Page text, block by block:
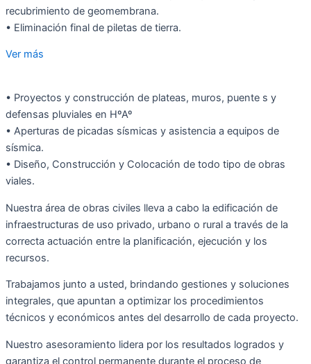
recubrimiento de geomembrana.
• Eliminación final de piletas de tierra.
Ver más
• Proyectos y construcción de plateas, muros, puente s y
defensas pluviales en HºAº
• Aperturas de picadas sísmicas y asistencia a equipos de
sísmica.
• Diseño, Construcción y Colocación de todo tipo de obras
viales.
Nuestra área de obras civiles lleva a cabo la edificación de
infraestructuras de uso privado, urbano o rural a través de la
correcta actuación entre la planificación, ejecución y los
recursos.
Trabajamos junto a usted, brindando gestiones y soluciones
integrales, que apuntan a optimizar los procedimientos
técnicos y económicos antes del desarrollo de cada proyecto.
Nuestro asesoramiento lidera por los resultados logrados y
garantiza el control permanente durante el proceso de